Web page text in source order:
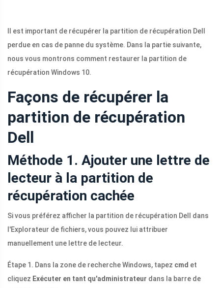
Il est important de récupérer la partition de récupération Dell
perdue en cas de panne du système. Dans la partie suivante,
nous vous montrons comment restaurer la partition de
récupération Windows 10.
Façons de récupérer la
partition de récupération
Dell
Méthode 1. Ajouter une lettre de
lecteur à la partition de
récupération cachée
Si vous préférez afficher la partition de récupération Dell dans
l'Explorateur de fichiers, vous pouvez lui attribuer
manuellement une lettre de lecteur.
Étape 1. Dans la zone de recherche Windows, tapez cmd et
cliquez Exécuter en tant qu'administrateur dans la barre de